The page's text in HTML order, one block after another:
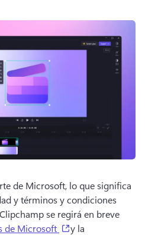
de Microsoft, lo que significa
y términos y condiciones
Clipchamp se regirá en breve
de Microsoft (opens in a new
y la